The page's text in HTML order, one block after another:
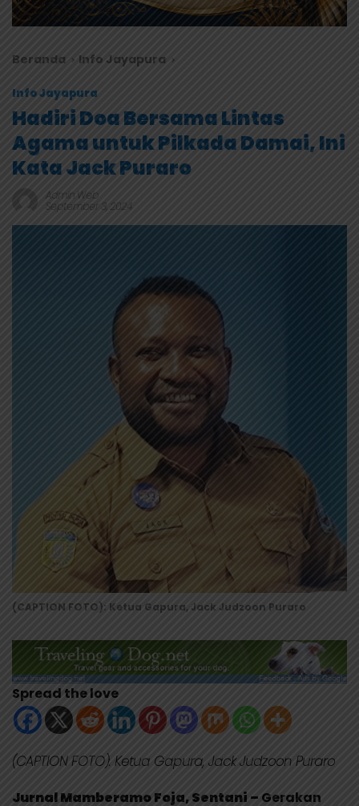
Beranda Info Jayapura
Info Jayapura
Hadiri Doa Bersama Lintas
Agama untuk Pilkada Damai, Ini
Kata Jack Puraro
Admin Web
September 3, 2024
(CAPTION FOTO): Ketua Gapura, Jack Judzoon Puraro
Spread the love
(CAPTION FOTO): Ketua Gapura, Jack Judzoon Puraro
Jurnal Mamberamo Foja, Sentani – Gerakan